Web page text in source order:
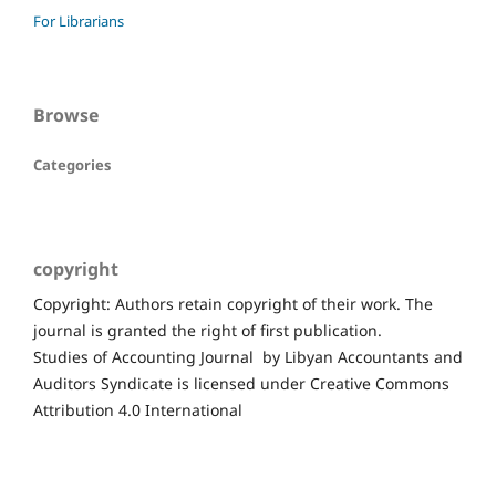
For Librarians
Browse
Categories
copyright
Copyright: Authors retain copyright of their work. The
journal is granted the right of first publication.
Studies of Accounting Journal by Libyan Accountants and
Auditors Syndicate is licensed under Creative Commons
Attribution 4.0 International